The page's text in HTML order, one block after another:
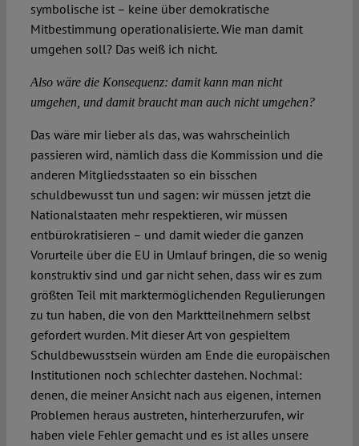
symbolische ist – keine über demokratische
Mitbestimmung operationalisierte. Wie man damit
umgehen soll? Das weiß ich nicht.
Also wäre die Konsequenz: damit kann man nicht
umgehen, und damit braucht man auch nicht umgehen?
Das wäre mir lieber als das, was wahrscheinlich
passieren wird, nämlich dass die Kommission und die
anderen Mitgliedsstaaten so ein bisschen
schuldbewusst tun und sagen: wir müssen jetzt die
Nationalstaaten mehr respektieren, wir müssen
entbürokratisieren – und damit wieder die ganzen
Vorurteile über die EU in Umlauf bringen, die so wenig
konstruktiv sind und gar nicht sehen, dass wir es zum
größten Teil mit marktermöglichenden Regulierungen
zu tun haben, die von den Marktteilnehmern selbst
gefordert wurden. Mit dieser Art von gespieltem
Schuldbewusstsein würden am Ende die europäischen
Institutionen noch schlechter dastehen. Nochmal:
denen, die meiner Ansicht nach aus eigenen, internen
Problemen heraus austreten, hinterherzurufen, wir
haben viele Fehler gemacht und es ist alles unsere